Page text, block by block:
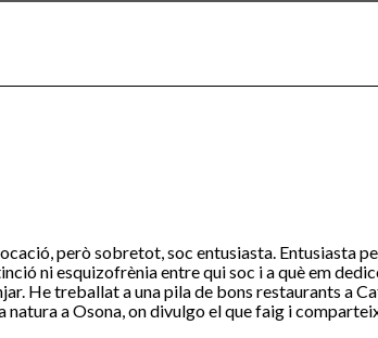
però sobretot, soc entusiasta. Entusiasta
ni esquizofrènia entre qui soc i a què em
He treballat a una pila de bons restaurants a
natura a Osona, on divulgo el que faig i